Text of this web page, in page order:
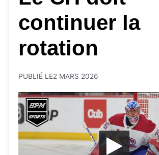
continuer la
rotation
PUBLIÉ LE2 MARS 2026